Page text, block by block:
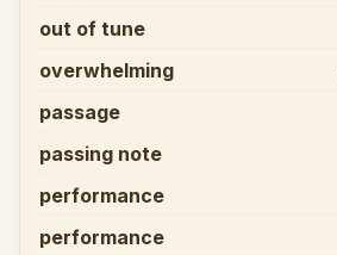
out of tune
overwhelming
passage
passing note
performance
performance